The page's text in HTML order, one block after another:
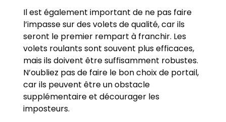
Il est également important de ne pas faire
l’impasse sur des volets de qualité, car ils
seront le premier rempart à franchir. Les
volets roulants sont souvent plus efficaces,
mais ils doivent être suffisamment robustes.
N’oubliez pas de faire le bon choix de portail,
car ils peuvent être un obstacle
supplémentaire et décourager les
imposteurs.